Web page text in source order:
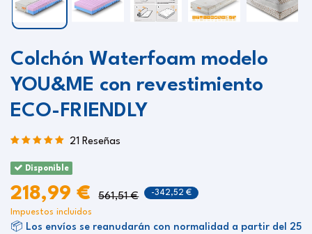
Colchón Waterfoam modelo
YOU&ME con revestimiento
ECO-FRIENDLY
21 Reseñas
Disponible
218,99 € 561,51 € -342,52 €
Impuestos incluidos
📦 Los envíos se reanudarán con normalidad a partir del 25